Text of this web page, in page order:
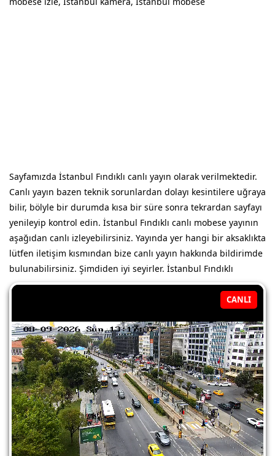
Sayfamızda İstanbul Fındıklı canlı yayın olarak verilmektedir.
Canlı yayın bazen teknik sorunlardan dolayı kesintilere uğraya
bilir, bölyle bir durumda kısa bir süre sonra tekrardan sayfayı
yenileyip kontrol edin. İstanbul Fındıklı canlı mobese yayının
aşağıdan canlı izleyebilirsiniz. Yayında yer hangi bir aksaklıkta
lütfen iletişim kısmından bize canlı yayın hakkında bildirimde
bulunabilirsiniz. Şimdiden iyi seyirler. İstanbul Fındıklı
CANLI